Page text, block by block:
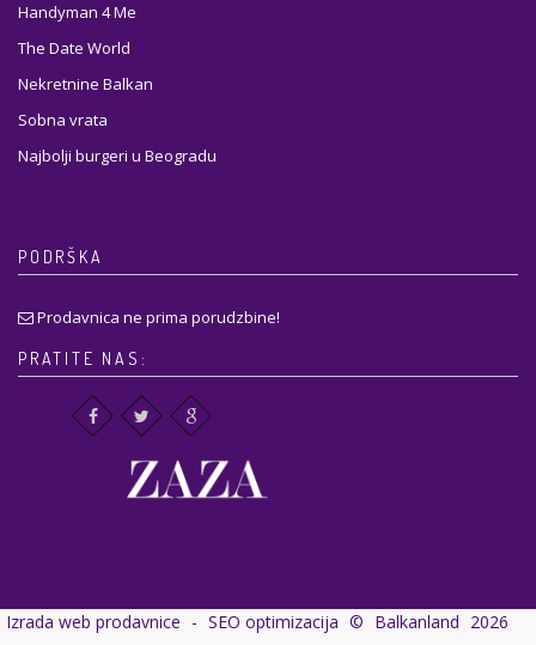
Handyman 4 Me
The Date World
Nekretnine Balkan
Sobna vrata
Najbolji burgeri u Beogradu
PODRŠKA
Prodavnica ne prima porudzbine!
PRATITE NAS:
Izrada web prodavnice - SEO optimizacija © Balkanland 2026